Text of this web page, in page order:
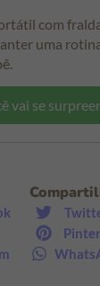
com
uma
vai se